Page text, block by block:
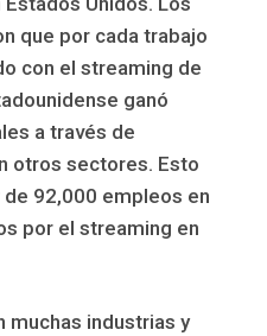
que por cada trabajo
con el streaming de
ganó
a través de
otros sectores. Esto
92,000 empleos en
por el streaming en
muchas industrias y